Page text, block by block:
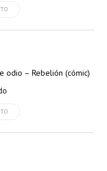
odio – Rebelión (cómic)